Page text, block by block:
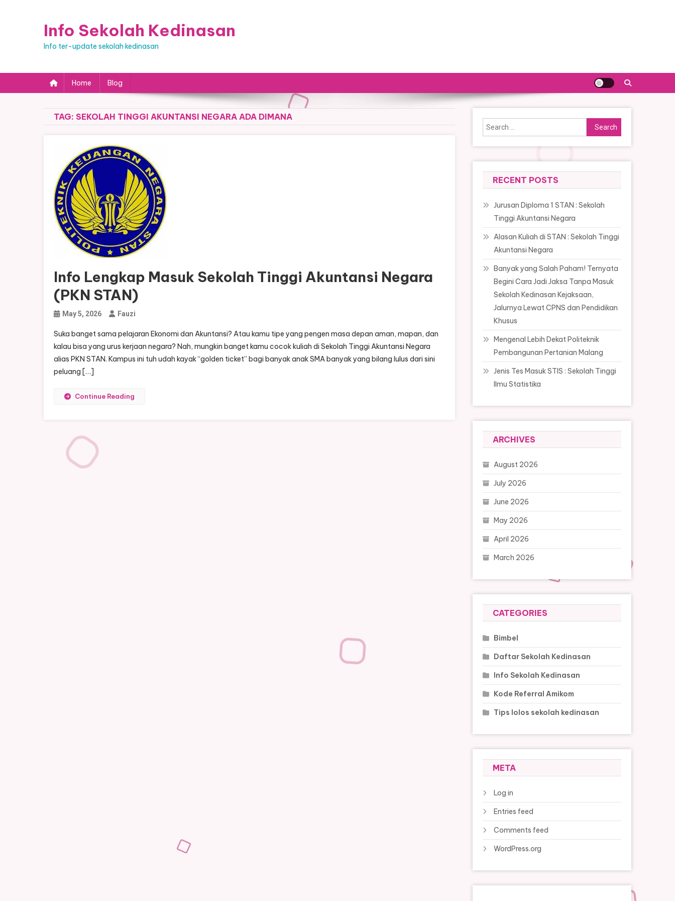
Info Sekolah Kedinasan
Info ter-update sekolah kedinasan
Home Blog
TAG: SEKOLAH TINGGI AKUNTANSI NEGARA ADA DIMANA
Info Lengkap Masuk Sekolah Tinggi Akuntansi Negara
(PKN STAN)
May 5, 2026 Fauzi
Suka banget sama pelajaran Ekonomi dan Akuntansi? Atau kamu tipe yang pengen masa depan aman, mapan, dan
kalau bisa yang urus kerjaan negara? Nah, mungkin banget kamu cocok kuliah di Sekolah Tinggi Akuntansi Negara
alias PKN STAN. Kampus ini tuh udah kayak “golden ticket” bagi banyak anak SMA banyak yang bilang lulus dari sini
peluang […]
Continue Reading
Search
for:
RECENT POSTS
Jurusan Diploma 1 STAN : Sekolah
Tinggi Akuntansi Negara
Alasan Kuliah di STAN : Sekolah Tinggi
Akuntansi Negara
Banyak yang Salah Paham! Ternyata
Begini Cara Jadi Jaksa Tanpa Masuk
Sekolah Kedinasan Kejaksaan,
Jalurnya Lewat CPNS dan Pendidikan
Khusus
Mengenal Lebih Dekat Politeknik
Pembangunan Pertanian Malang
Jenis Tes Masuk STIS : Sekolah Tinggi
Ilmu Statistika
ARCHIVES
August 2026
July 2026
June 2026
May 2026
April 2026
March 2026
CATEGORIES
Bimbel
Daftar Sekolah Kedinasan
Info Sekolah Kedinasan
Kode Referral Amikom
Tips lolos sekolah kedinasan
META
Log in
Entries feed
Comments feed
WordPress.org